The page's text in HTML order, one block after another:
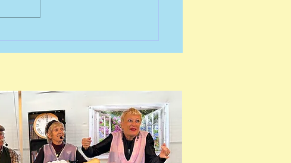
décidé de renforcer la frontière